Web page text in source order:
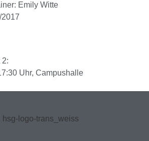
Emily Witte
2:
Uhr, Campushalle